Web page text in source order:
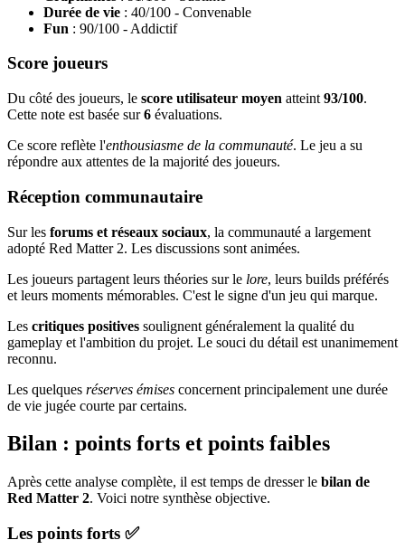
Durée de vie : 40/100 - Convenable
Fun : 90/100 - Addictif
Score joueurs
Du côté des joueurs, le score utilisateur moyen atteint 93/100.
Cette note est basée sur6 évaluations.
Ce score reflète l'enthousiasme de la communauté. Le jeu a su
répondre aux attentes de la majorité des joueurs.
Réception communautaire
Sur les forums et réseaux sociaux, la communauté a largement
adopté Red Matter 2. Les discussions sont animées.
Les joueurs partagent leurs théories sur le lore, leurs builds préférés
et leurs moments mémorables. C'est le signe d'un jeu qui marque.
Les critiques positives soulignent généralement la qualité du
gameplay et l'ambition du projet. Le souci du détail est unanimement
reconnu.
Les quelques réserves émises concernent principalement une durée
de vie jugée courte par certains.
Bilan : points forts et points faibles
Après cette analyse complète, il est temps de dresser le bilan de
Red Matter 2. Voici notre synthèse objective.
Les points forts ✅